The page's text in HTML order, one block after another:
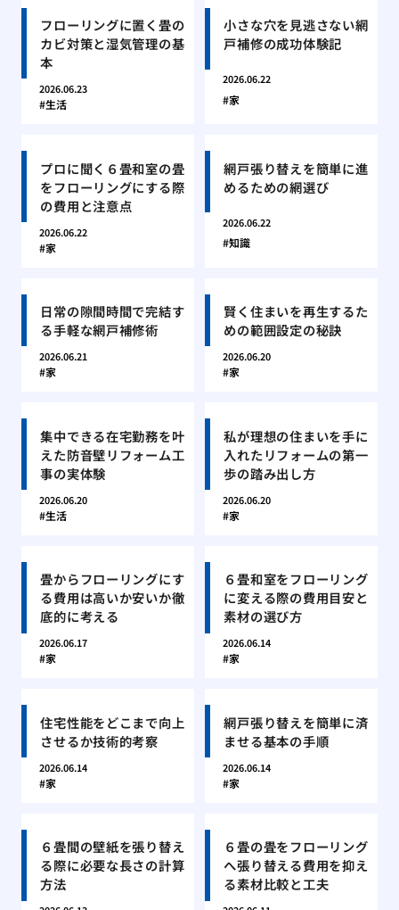
フローリングに置く畳の
カビ対策と湿気管理の基
本
2026.06.23
生活
小さな穴を見逃さない網
戸補修の成功体験記
2026.06.22
家
プロに聞く６畳和室の畳
をフローリングにする際
の費用と注意点
2026.06.22
家
網戸張り替えを簡単に進
めるための網選び
2026.06.22
知識
日常の隙間時間で完結す
る手軽な網戸補修術
2026.06.21
家
賢く住まいを再生するた
めの範囲設定の秘訣
2026.06.20
家
集中できる在宅勤務を叶
えた防音壁リフォーム工
事の実体験
2026.06.20
生活
私が理想の住まいを手に
入れたリフォームの第一
歩の踏み出し方
2026.06.20
家
畳からフローリングにす
る費用は高いか安いか徹
底的に考える
2026.06.17
家
６畳和室をフローリング
に変える際の費用目安と
素材の選び方
2026.06.14
家
住宅性能をどこまで向上
させるか技術的考察
2026.06.14
家
網戸張り替えを簡単に済
ませる基本の手順
2026.06.14
家
６畳間の壁紙を張り替え
る際に必要な長さの計算
方法
６畳の畳をフローリング
へ張り替える費用を抑え
る素材比較と工夫